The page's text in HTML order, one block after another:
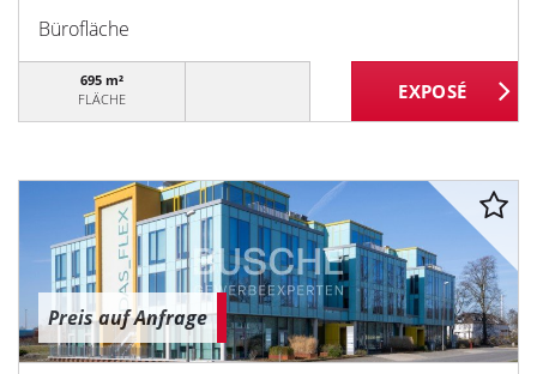
Bürofläche
695 m²
FLÄCHE
Preis auf Anfrage